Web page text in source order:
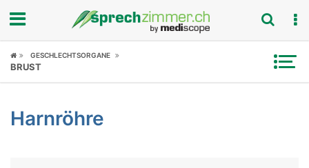
Fokus
Symptome
GESCHLECHTSORGANE
BRUST
Harnröhre